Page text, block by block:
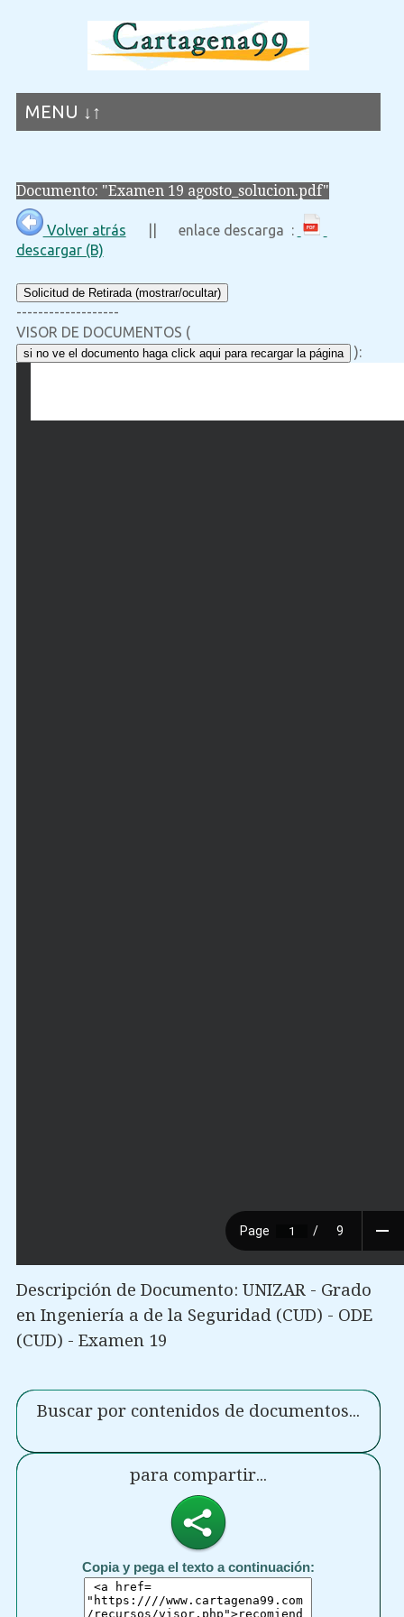
MENU ↓↑
Documento: "Examen 19 agosto_solucion.pdf"
Volver atrás || enlace descarga :
descargar (B)
Solicitud de Retirada (mostrar/ocultar)
-------------------
VISOR DE DOCUMENTOS (
si no ve el documento haga click aqui para recargar la página ):
Descripción de Documento: UNIZAR - Grado
en Ingeniería a de la Seguridad (CUD) - ODE
(CUD) - Examen 19
Buscar por contenidos de documentos...
para compartir...
Copia y pega el texto a continuación: